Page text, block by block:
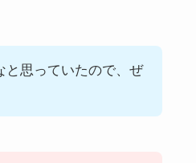
と思っていたので、ぜ